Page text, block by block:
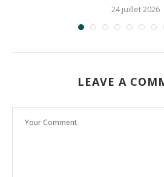
24 juillet 2026
LEAVE A